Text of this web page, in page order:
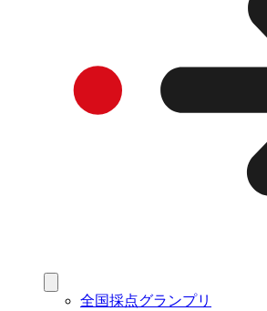
全国採点グランプリ